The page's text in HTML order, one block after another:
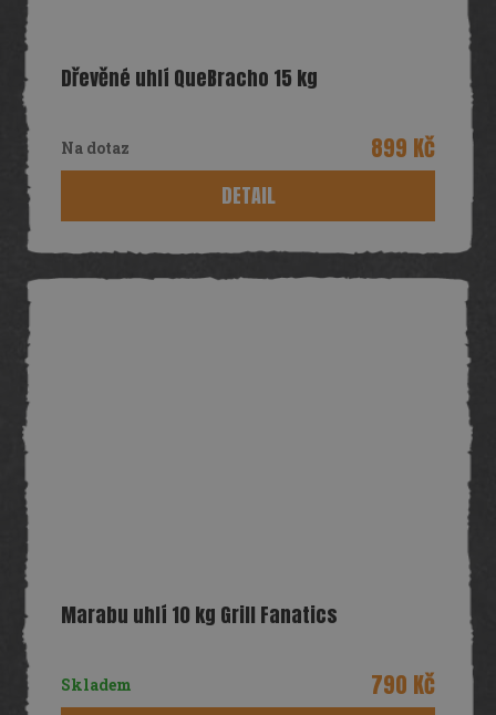
Dřevěné uhlí QueBracho 15 kg
Na dotaz 899 Kč
DETAIL
Marabu uhlí 10 kg Grill Fanatics
Skladem 790 Kč